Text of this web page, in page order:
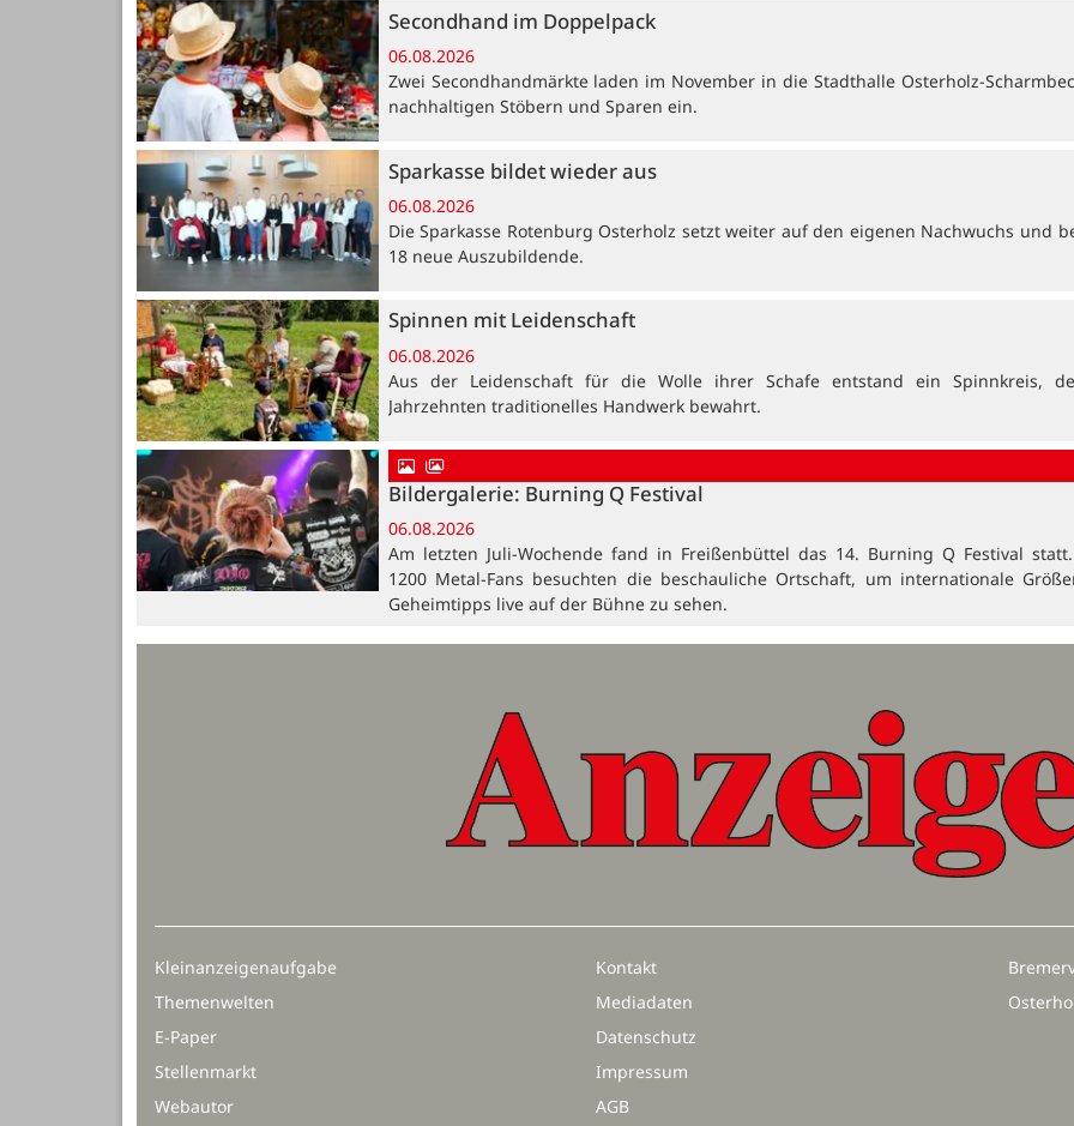
Secondhand im Doppelpack
06.08.2026
Zwei Secondhandmärkte laden im November in die Stadthalle Osterholz-
nachhaltigen Stöbern und Sparen ein.
Sparkasse bildet wieder aus
06.08.2026
Die Sparkasse Rotenburg Osterholz setzt weiter auf den eigenen Nachwuchs und
18 neue Auszubildende.
Spinnen mit Leidenschaft
06.08.2026
Aus der Leidenschaft für die Wolle ihrer Schafe entstand ein Spinnkreis,
Jahrzehnten traditionelles Handwerk bewahrt.
Bildergalerie: Burning Q Festival
06.08.2026
Am letzten Juli-Wochende fand in Freißenbüttel das 14. Burning Q Festival
1200 Metal-Fans besuchten die beschauliche Ortschaft, um internationale
Geheimtipps live auf der Bühne zu sehen.
Kleinanzeigenaufgabe
Themenwelten
E-Paper
Stellenmarkt
Webautor
Kontakt
Mediadaten
Datenschutz
Impressum
AGB